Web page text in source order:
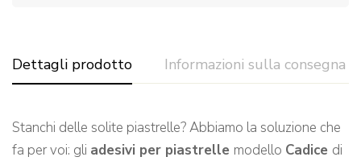
Dettagli prodotto Informazioni sulla consegna
Stanchi delle solite piastrelle? Abbiamo la soluzione che
fa per voi: gli adesivi per piastrelle modello Cadice di